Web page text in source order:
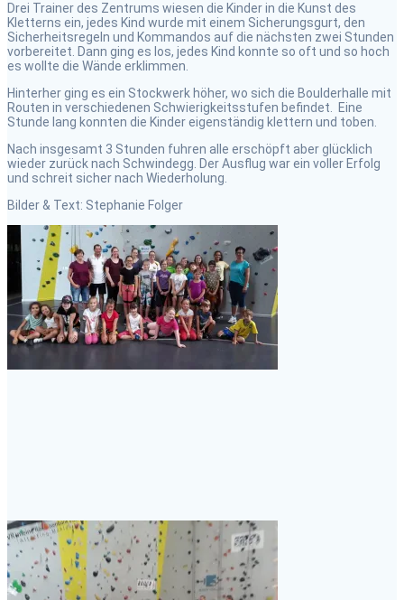
Drei Trainer des Zentrums wiesen die Kinder in die Kunst des
Kletterns ein, jedes Kind wurde mit einem Sicherungsgurt, den
Sicherheitsregeln und Kommandos auf die nächsten zwei Stunden
vorbereitet. Dann ging es los, jedes Kind konnte so oft und so hoch
es wollte die Wände erklimmen.
Hinterher ging es ein Stockwerk höher, wo sich die Boulderhalle mit
Routen in verschiedenen Schwierigkeitsstufen befindet. Eine
Stunde lang konnten die Kinder eigenständig klettern und toben.
Nach insgesamt 3 Stunden fuhren alle erschöpft aber glücklich
wieder zurück nach Schwindegg. Der Ausflug war ein voller Erfolg
und schreit sicher nach Wiederholung.
Bilder & Text: Stephanie Folger